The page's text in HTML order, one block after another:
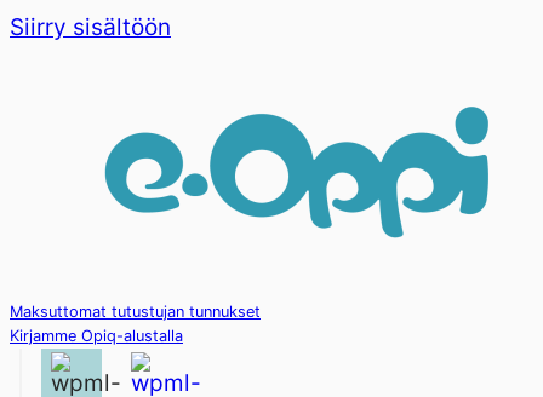
Siirry sisältöön
Maksuttomat tutustujan tunnukset
Kirjamme Opiq-alustalla